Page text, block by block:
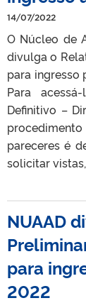
14/07/2022
O Núcleo de
divulga o
para ingresso
Para
Definitivo –
pareceres é
solicitar
NUAAD
para
2022